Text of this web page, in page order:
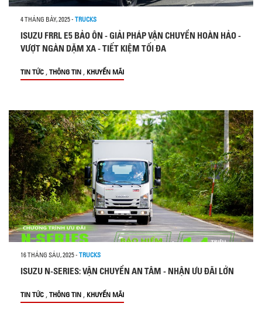
4 THÁNG BẢY, 2025- TRUCKS
ISUZU FRRL E5 BẢO ÔN - GIẢI PHÁP VẬN CHUYỂN HOÀN HẢO -
VƯỢT NGÀN DẶM XA - TIẾT KIỆM TỐI ĐA
TIN TỨC , THÔNG TIN , KHUYẾN MÃI
16 THÁNG SÁU, 2025- TRUCKS
ISUZU N-SERIES: VẬN CHUYỂN AN TÂM - NHẬN ƯU ĐÃI LỚN
TIN TỨC , THÔNG TIN , KHUYẾN MÃI